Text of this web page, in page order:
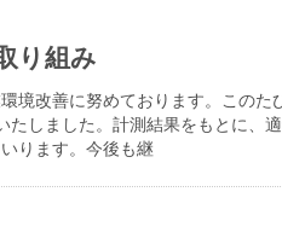
り組み
境改善に努めております。このた
しました。計測結果をもとに、
ります。今後も継